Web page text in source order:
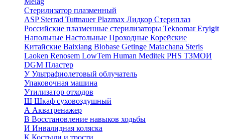
Стерилизатор плазменный
ASP Sterrad Tuttnauer Plazmax Лидкор Стериплаз
Российские плазменные стерилизаторы TeknomarEryigit
Напольные Настольные Проходные Корейские
Китайские Baixiang Biobase Getinge Matachana Steris
Laoken Renosem LowTem Human Meditek PHS ТЗМОИ
DGM Пластер
УУльтрафиолетовый облучатель
Упаковочная машина
Утилизатор отходов
Ш Шкаф суховоздушный
А Акватренажер
В Восстановление навыков ходьбы
И Инвалидная коляска
К Костыли и трости